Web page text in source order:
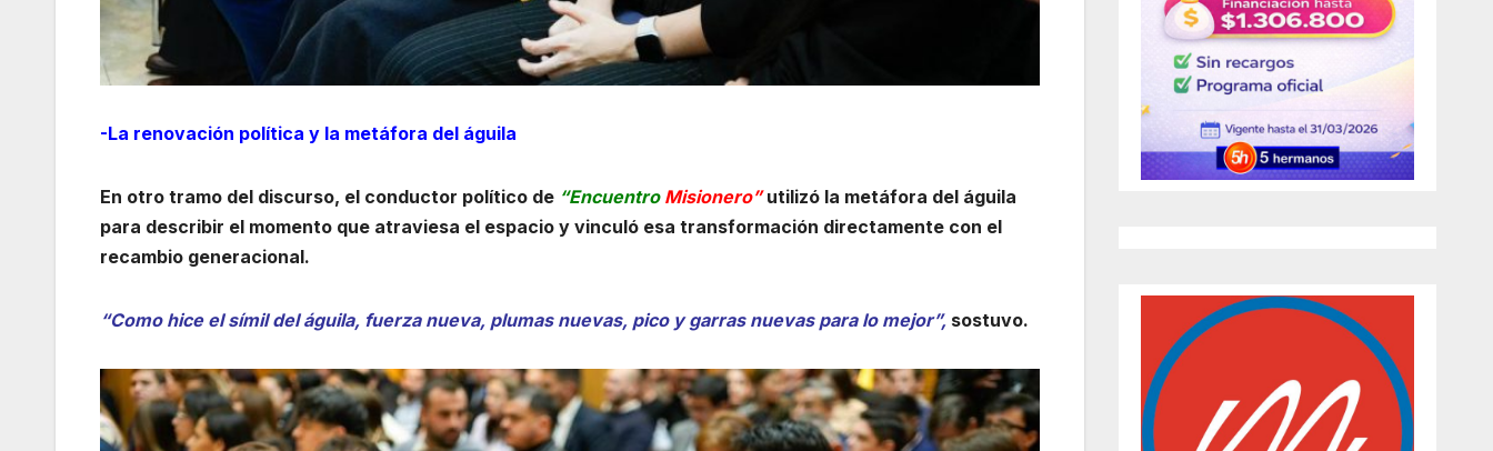
-La renovación política y la metáfora del águila
En otro tramo del discurso, el conductor político de “Encuentro Misionero”utilizó la metáfora del águila
para describir el momento que atraviesa el espacio y vinculó esa transformación directamente con el
recambio generacional.
“Como hice el símil del águila, fuerza nueva, plumas nuevas, pico y garras nuevas para lo mejor”, sostuvo.